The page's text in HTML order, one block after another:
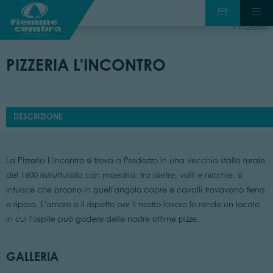
indietro
PIZZERIA L'INCONTRO
DESCRIZIONE
La Pizzeria L'Incontro si trova a Predazzo in una vecchia stalla rurale
del 1600 ristrutturata con maestria: tra pietre, volti e nicchie, si
intuisce che proprio in quell'angolo capre e cavalli trovavano fieno
e riposo. L'amore e il rispetto per il nostro lavoro lo rende un locale
in cui l'ospite può godere delle nostre ottime pizze.
GALLERIA